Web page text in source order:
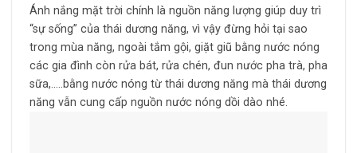
Ánh nắng mặt trời chính là nguồn năng lượng giúp duy trì
“sự sống” của thái dương năng, vì vậy đừng hỏi tại sao
trong mùa năng, ngoài tắm gội, giặt giũ bằng nước nóng
các gia đình còn rửa bát, rửa chén, đun nước pha trà, pha
sữa,…..bằng nước nóng từ thái dương năng mà thái dương
năng vẫn cung cấp nguồn nước nóng dồi dào nhé.